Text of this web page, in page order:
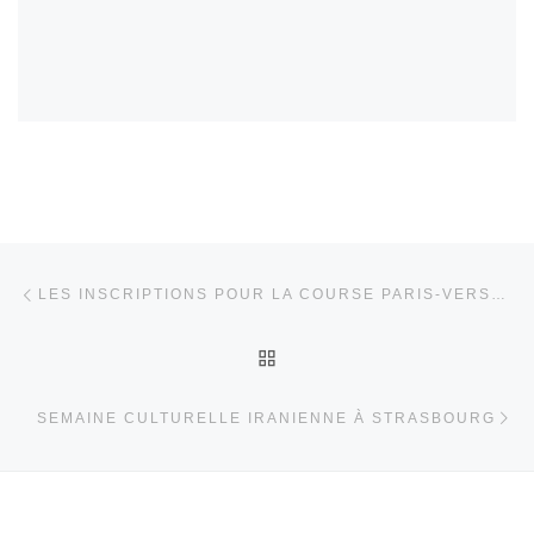
LES INSCRIPTIONS POUR LA COURSE PARIS-VERSAILLES SONT OUVERTES
SEMAINE CULTURELLE IRANIENNE À STRASBOURG